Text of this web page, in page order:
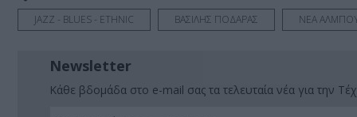
JAZZ - BLUES - ETHNIC ΒΑΣΙΛΗΣ ΠΟΔΑΡΑΣ ΝΕΑ
Newsletter
Κάθε βδομάδα στο e-mail σας τα τελευταία νέα για την